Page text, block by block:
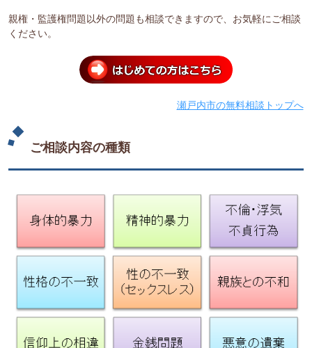
親権・監護権問題以外の問題も相談できますので、お気軽にご相談
ください。
瀬戸内市の無料相談トップへ
ご相談内容の種類